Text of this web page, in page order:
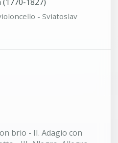
- Sviatoslav
brio - II. Adagio con